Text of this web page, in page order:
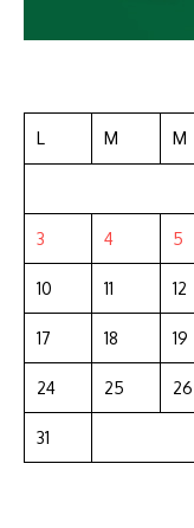
L M M
3 4 5
10 11 12
17 18 19
24 25 26
31